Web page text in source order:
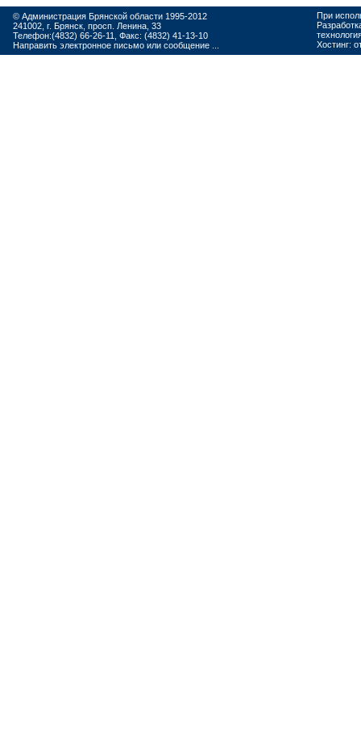
© Администрация Брянской области 1995-2012
241002, г. Брянск, просп. Ленина, 33
Телефон:(4832) 66-26-11, Факс: (4832) 41-13-10
Направить электронное письмо или сообщение ...
При
Хостинг: